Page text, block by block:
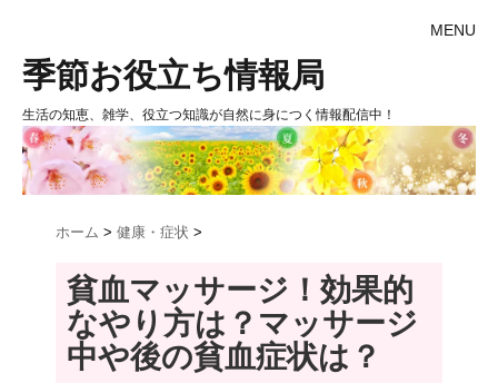
MENU
季節お役立ち情報局
生活の知恵、雑学、役立つ知識が自然に身につく情報配信中！
ホーム > 健康・症状 >
貧血マッサージ！効果的
なやり方は？マッサージ
中や後の貧血症状は？